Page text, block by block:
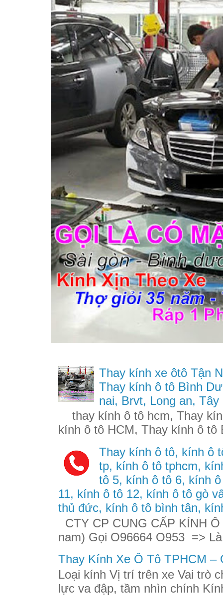
Thay kính xe ôtô Tận
Thay kính ô tô Bình
nai, Brvt, Long an,
thay kính ô tô hcm, Thay
kính ô tô HCM, Thay kính ô
Thay kính ô tô, kính ô
tp, kính ô tô tphcm,
tô 5, kính ô tô 6, kính
11, kính ô tô 12, kính ô tô gò
thủ đức, kính ô tô bình tân,
CTY CP CUNG CẤP KÍNH
nam) Gọi O96664 O953 =>
Thay Kính Xe Ô Tô TPHCM –
Loại kính Vị trí trên xe Vai trò
lực va đập, tầm nhìn chính